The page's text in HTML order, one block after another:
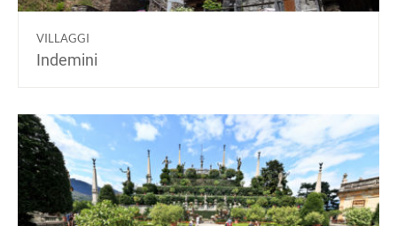
VILLAGGI
Indemini